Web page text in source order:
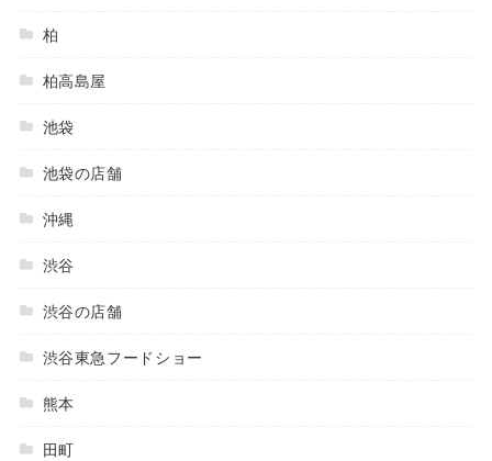
柏
柏高島屋
池袋
池袋の店舗
沖縄
渋谷
渋谷の店舗
渋谷東急フードショー
熊本
田町